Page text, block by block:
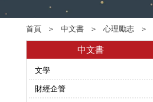
首頁 ＞ 中文書 ＞ 心理勵志 ＞
中文書
文學
財經企管